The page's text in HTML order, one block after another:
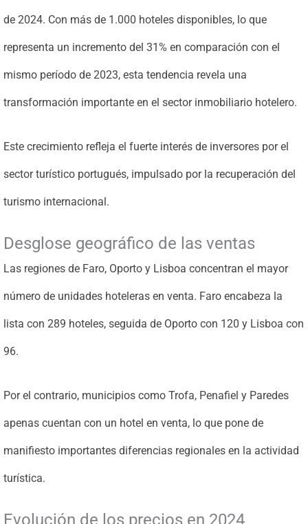
de 2024. Con más de 1.000 hoteles disponibles, lo que
representa un incremento del 31% en comparación con el
mismo período de 2023, esta tendencia revela una
transformación importante en el sector inmobiliario hotelero.
Este crecimiento refleja el fuerte interés de inversores por el
sector turístico portugués, impulsado por la recuperación del
turismo internacional.
Desglose geográfico de las ventas
Las regiones de Faro, Oporto y Lisboa concentran el mayor
número de unidades hoteleras en venta. Faro encabeza la
lista con 289 hoteles, seguida de Oporto con 120 y Lisboa con
96.
Por el contrario, municipios como Trofa, Penafiel y Paredes
apenas cuentan con un hotel en venta, lo que pone de
manifiesto importantes diferencias regionales en la actividad
turística.
Evolución de los precios en 2024